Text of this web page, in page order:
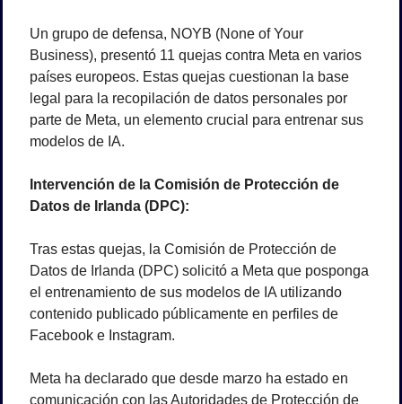
Un grupo de defensa, NOYB (None of Your
Business), presentó 11 quejas contra Meta en varios
países europeos. Estas quejas cuestionan la base
legal para la recopilación de datos personales por
parte de Meta, un elemento crucial para entrenar sus
modelos de IA.
Intervención de la Comisión de Protección de
Datos de Irlanda (DPC):
Tras estas quejas, la Comisión de Protección de
Datos de Irlanda (DPC) solicitó a Meta que posponga
el entrenamiento de sus modelos de IA utilizando
contenido publicado públicamente en perfiles de
Facebook e Instagram.
Meta ha declarado que desde marzo ha estado en
comunicación con las Autoridades de Protección de